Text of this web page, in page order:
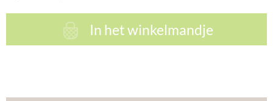
In het winkelmandje